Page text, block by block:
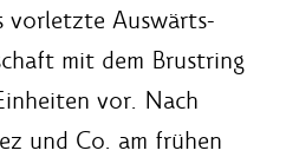
vorletzte Auswärts-
mit dem Brustring
vor. Nach
und Co. am frühen